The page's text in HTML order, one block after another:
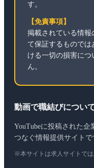
す。
【免責事項】
掲載されている情
て保証するもので
ける一切の損害に
ん。
動画で職結びについ
YouTubeに投稿された
つなぐ情報提供サイトで
※本サイトは求人サイトで